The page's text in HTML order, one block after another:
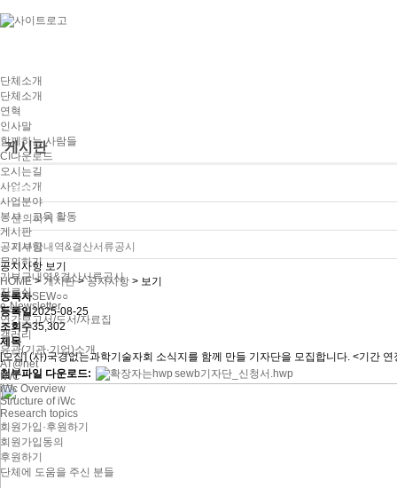
단체소개
단체소개
연혁
인사말
함께하는 사람들
CI다운로드
오시는길
사업소개
사업분야
봉사ㆍ교육 활동
게시판
공지사항
문의하기
기부금내역&결산서류공시
자료실
e-Newsletter
연간보고서/도서/자료집
갤러리
유관(기관·기업)소개
AT@net
IWC
iWc Overview
Structure of iWc
Research topics
회원가입·후원하기
회원가입동의
후원하기
단체에 도움을 주신 분들
게시판
공지사항
문의하기
기부금내역&결산서류공시
공지사항 보기
HOME>게시판>공지사항 > 보기
등록자SEW○○
등록일2025-08-25
조회수35,302
제목
[모집] (사)국경없는과학기술자회 소식지를 함께 만들 기자단을 모집합니다. <기간 연
첨부파일 다운로드:
sewb기자단_신청서.hwp